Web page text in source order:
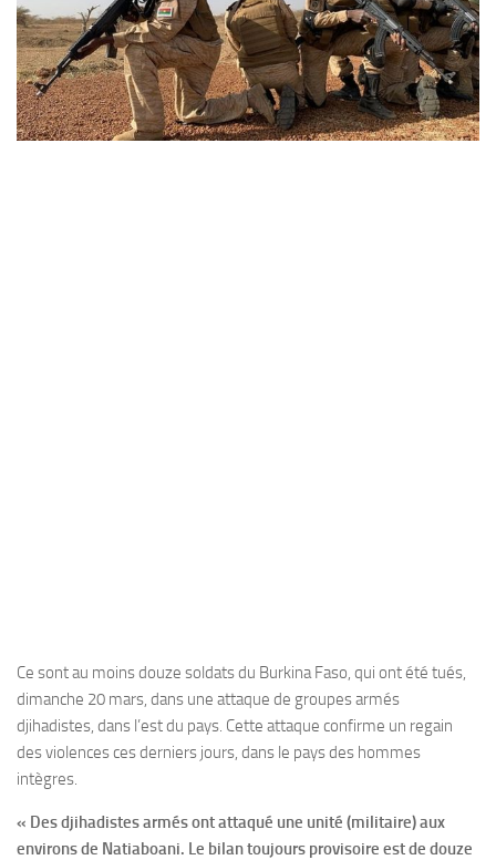
Ce sont au moins douze soldats du Burkina Faso, qui ont été tués,
dimanche 20 mars, dans une attaque de groupes armés
djihadistes, dans l’est du pays. Cette attaque confirme un regain
des violences ces derniers jours, dans le pays des hommes
intègres.
« Des djihadistes armés ont attaqué une unité (militaire) aux
environs de Natiaboani. Le bilan toujours provisoire est de douze